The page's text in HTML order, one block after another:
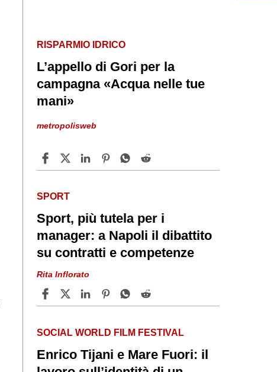
RISPARMIO IDRICO
L’appello di Gori per la
campagna «Acqua nelle tue
mani»
metropolisweb
SPORT
Sport, più tutela per i
manager: a Napoli il dibattito
su contratti e competenze
Rita Inflorato
SOCIAL WORLD FILM FESTIVAL
Enrico Tijani e Mare Fuori: il